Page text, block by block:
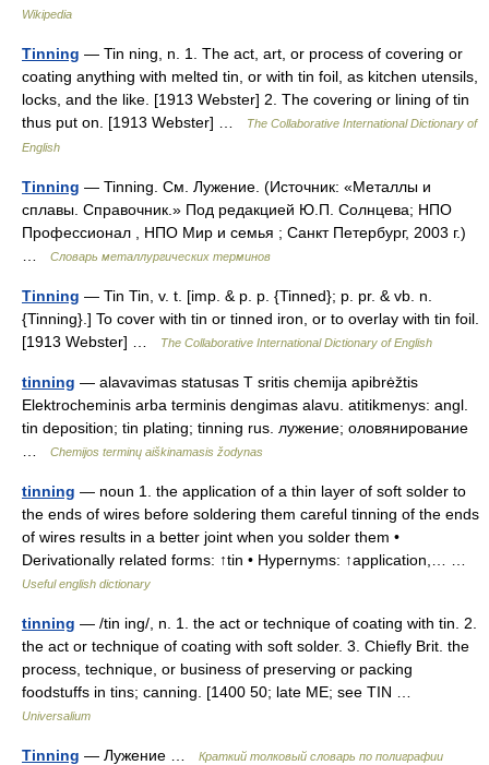
Wikipedia
Tinning — Tin ning, n. 1. The act, art, or process of covering or
coating anything with melted tin, or with tin foil, as kitchen utensils,
locks, and the like. [1913 Webster] 2. The covering or lining of tin
thus put on. [1913 Webster] …
The Collaborative International Dictionary of
English
Tinning — Tinning. См. Лужение. (Источник: «Металлы и
сплавы. Справочник.» Под редакцией Ю.П. Солнцева; НПО
Профессионал , НПО Мир и семья ; Санкт Петербург, 2003 г.)
Словарь металлургических терминов
Tinning — Tin Tin, v. t. [imp. & p. p. {Tinned}; p. pr. & vb. n.
{Tinning}.] To cover with tin or tinned iron, or to overlay with tin foil.
[1913 Webster] …
The Collaborative International Dictionary of English
tinning — alavavimas statusas T sritis chemija apibrėžtis
Elektrocheminis arba terminis dengimas alavu. atitikmenys: angl.
tin deposition; tin plating; tinning rus. лужение; оловянирование
Chemijos terminų aiškinamasis žodynas
tinning — noun 1. the application of a thin layer of soft solder to
the ends of wires before soldering them careful tinning of the ends
of wires results in a better joint when you solder them •
Derivationally related forms: ↑tin • Hypernyms: ↑application,… …
Useful english dictionary
tinning — /tin ing/, n. 1. the act or technique of coating with tin. 2.
the act or technique of coating with soft solder. 3. Chiefly Brit. the
process, technique, or business of preserving or packing
foodstuffs in tins; canning. [1400 50; late ME; see TIN …
Universalium
Tinning — Лужение … Краткий толковый словарь по полиграфии